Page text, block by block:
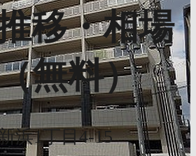
移・相場
無料）
浜1丁目4-15